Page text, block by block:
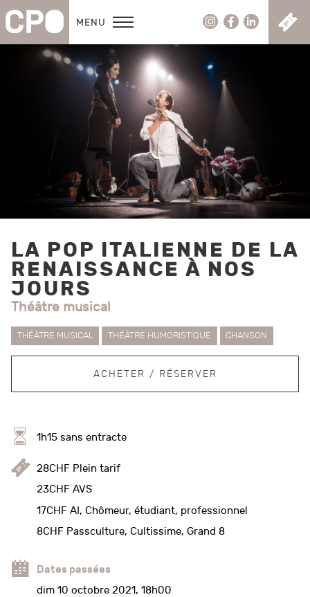
MENU C
LA POP ITALIENNE DE LA
RENAISSANCE À NOS
JOURS
Théâtre musical
THÉÂTRE MUSICAL THÉÂTRE HUMORISTIQUE CHANSON
ACHETER / RÉSERVER
1h15 sans entracte
28CHF Plein tarif
23CHF AVS
17CHF AI, Chômeur, étudiant, professionnel
8CHF Passculture, Cultissime, Grand 8
Dates passées
dim 10 octobre 2021, 18h00